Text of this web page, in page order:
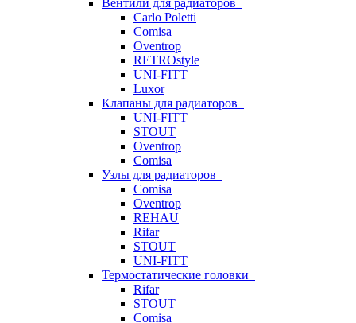
Вентили для радиаторов
Carlo Poletti
Comisa
Oventrop
RETROstyle
UNI-FITT
Luxor
Клапаны для радиаторов
UNI-FITT
STOUT
Oventrop
Comisa
Узлы для радиаторов
Comisa
Oventrop
REHAU
Rifar
STOUT
UNI-FITT
Термостатические головки
Rifar
STOUT
Comisa